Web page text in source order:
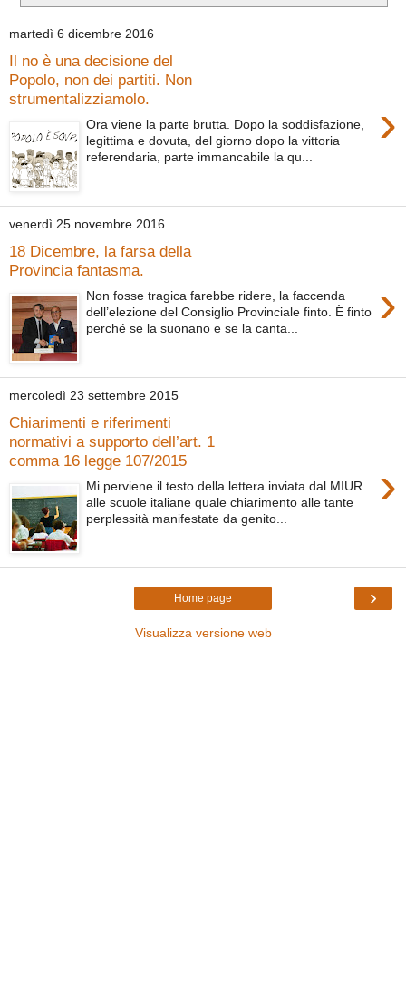
martedì 6 dicembre 2016
Il no è una decisione del
Popolo, non dei partiti. Non
strumentalizziamolo.
›
Ora viene la parte brutta. Dopo la soddisfazione,
legittima e dovuta, del giorno dopo la vittoria
referendaria, parte immancabile la qu...
venerdì 25 novembre 2016
18 Dicembre, la farsa della
Provincia fantasma.
›
Non fosse tragica farebbe ridere, la faccenda
dell’elezione del Consiglio Provinciale finto. È finto
perché se la suonano e se la canta...
mercoledì 23 settembre 2015
Chiarimenti e riferimenti
normativi a supporto dell’art. 1
comma 16 legge 107/2015
›
Mi perviene il testo della lettera inviata dal MIUR
alle scuole italiane quale chiarimento alle tante
perplessità manifestate da genito...
›
Home page
Visualizza versione web